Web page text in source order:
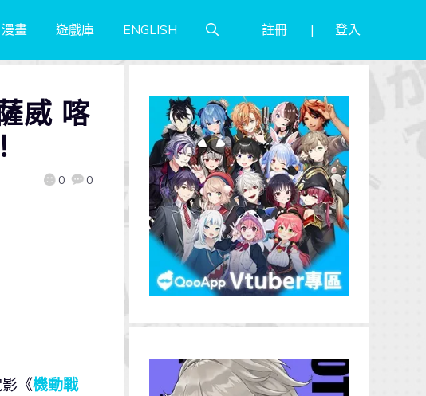
漫畫 遊戲庫 ENGLISH 註冊 登入
威 喀
0 0
《機動戰